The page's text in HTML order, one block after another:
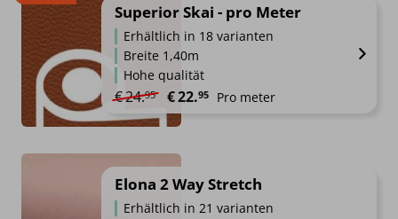
Superior Skai - pro Meter
Erhältlich in 18 varianten
Breite 1,40m
Hohe qualität
€24.95 Ursprünglicher Preis war: €24.95
€22.95 Aktueller Preis ist: €22.95.
Pro meter
Elona 2 Way Stretch
Erhältlich in 21 varianten